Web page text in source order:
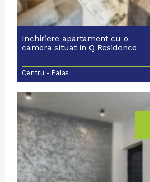
Inchiriere apartament cu o
camera situat in Q Residence
Centru - Palas